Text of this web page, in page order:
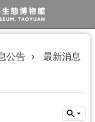
公告 最新消息